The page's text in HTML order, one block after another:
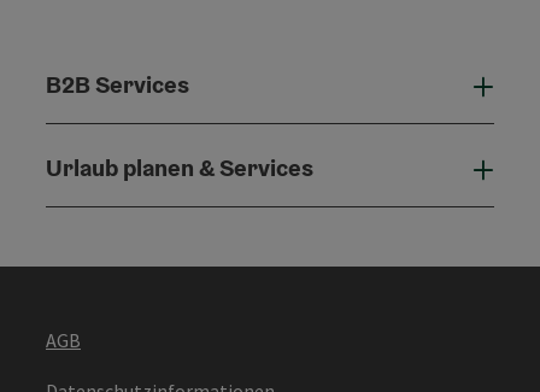
B2B Services
Urlaub planen & Services
AGB